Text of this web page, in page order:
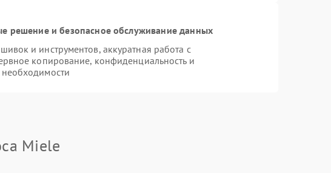
решение и безопасное обслуживание данных
и инструментов, аккуратная работа с
копирование, конфиденциальность и
Miele